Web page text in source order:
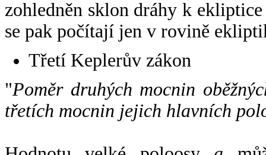
zohledněn sklon dráhy k
se pak počítají jen v rovině
Třetí Keplerův zákon
"Poměr druhých mocnin
třetích mocnin jejich hlavních